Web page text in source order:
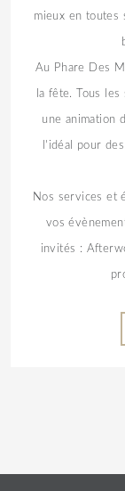
mieux en toutes
Au Phare Des
la fête. Tous
une animation
l'idéal pour
Nos services et
vos
invités :